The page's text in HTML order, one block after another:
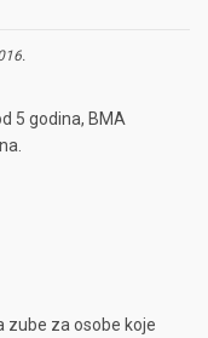
5 godina, BMA
zube za osobe koje